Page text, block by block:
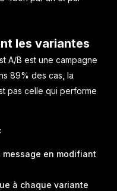
les variantes
A/B est une campagne
89% des cas, la
pas celle qui performe
message en modifiant
à chaque variante